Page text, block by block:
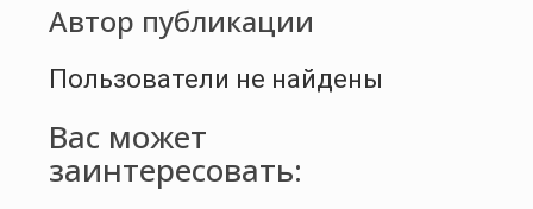
Автор публикации
Пользователи не найдены
Вас может
заинтересовать: